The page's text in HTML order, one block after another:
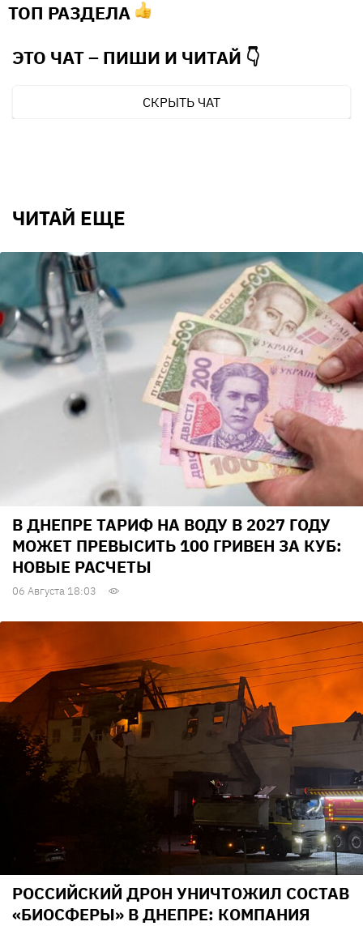
ТОП РАЗДЕЛА
ЭТО ЧАТ – ПИШИ И ЧИТАЙ 👇
СКРЫТЬ ЧАТ
ЧИТАЙ ЕЩЕ
В ДНЕПРЕ ТАРИФ НА ВОДУ В 2027 ГОДУ
МОЖЕТ ПРЕВЫСИТЬ 100 ГРИВЕН ЗА КУБ:
НОВЫЕ РАСЧЕТЫ
06 Августа 18:03
РОССИЙСКИЙ ДРОН УНИЧТОЖИЛ СОСТАВ
«БИОСФЕРЫ» В ДНЕПРЕ: КОМПАНИЯ